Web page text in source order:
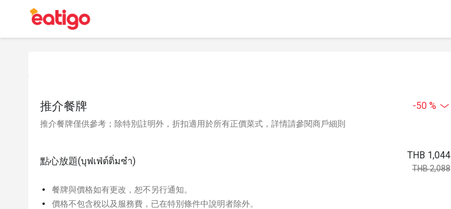
推介餐牌 -50 %
推介餐牌僅供參考；除特別註明外，折扣適用於所有正價菜式，詳情請參閱商戶細則
點心放題(บุฟเฟ่ต์ติ่มซำ)
THB 1,044
THB 2,088
餐牌與價格如有更改，恕不另行通知。
價格不包含稅以及服務費，已在特別條件中說明者除外。